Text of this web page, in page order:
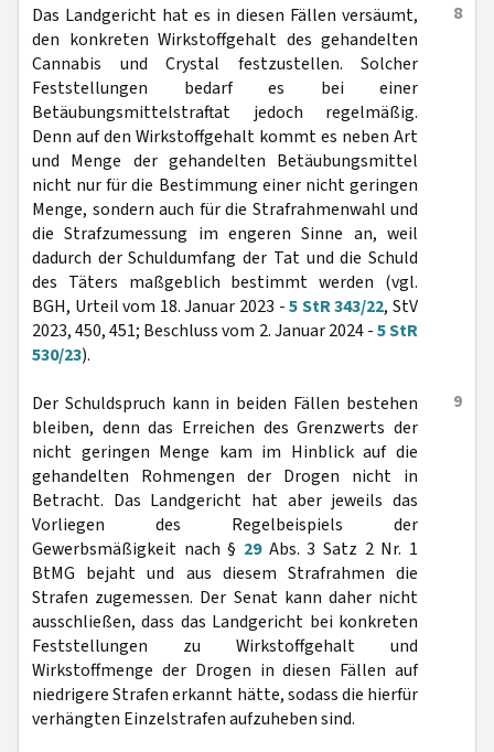
8
Das Landgericht hat es in diesen Fällen versäumt,
den konkreten Wirkstoffgehalt des gehandelten
Cannabis und Crystal festzustellen. Solcher
Feststellungen bedarf es bei einer
Betäubungsmittelstraftat jedoch regelmäßig.
Denn auf den Wirkstoffgehalt kommt es neben Art
und Menge der gehandelten Betäubungsmittel
nicht nur für die Bestimmung einer nicht geringen
Menge, sondern auch für die Strafrahmenwahl und
die Strafzumessung im engeren Sinne an, weil
dadurch der Schuldumfang der Tat und die Schuld
des Täters maßgeblich bestimmt werden (vgl.
BGH, Urteil vom 18. Januar 2023 -5 StR 343/22, StV
2023, 450, 451; Beschluss vom 2. Januar 2024 -5 StR
530/23).
9
Der Schuldspruch kann in beiden Fällen bestehen
bleiben, denn das Erreichen des Grenzwerts der
nicht geringen Menge kam im Hinblick auf die
gehandelten Rohmengen der Drogen nicht in
Betracht. Das Landgericht hat aber jeweils das
Vorliegen des Regelbeispiels der
Gewerbsmäßigkeit nach § 29Abs. 3 Satz 2 Nr. 1
BtMG bejaht und aus diesem Strafrahmen die
Strafen zugemessen. Der Senat kann daher nicht
ausschließen, dass das Landgericht bei konkreten
Feststellungen zu Wirkstoffgehalt und
Wirkstoffmenge der Drogen in diesen Fällen auf
niedrigere Strafen erkannt hätte, sodass die hierfür
verhängten Einzelstrafen aufzuheben sind.